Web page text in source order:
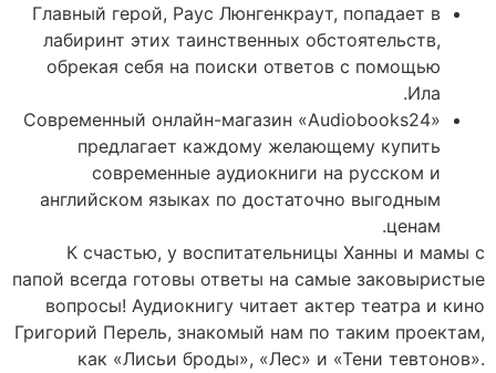
Главный герой, Раус Люнгенкраут, попадает в
лабиринт этих таинственных обстоятельств,
обрекая себя на поиски ответов с помощью
Ила.
Современный онлайн-магазин «Audiobooks24»
предлагает каждому желающему купить
современные аудиокниги на русском и
английском языках по достаточно выгодным
ценам.
К счастью, у воспитательницы Ханны и мамы с
папой всегда готовы ответы на самые заковыристые
вопросы! Аудиокнигу читает актер театра и кино
Григорий Перель, знакомый нам по таким проектам,
как «Лисьи броды», «Лес» и «Тени тевтонов».